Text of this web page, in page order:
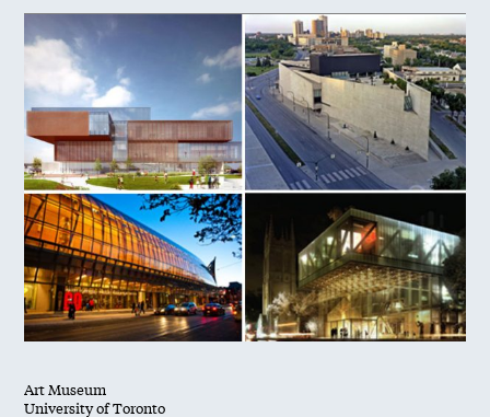
Art Museum
University of Toronto